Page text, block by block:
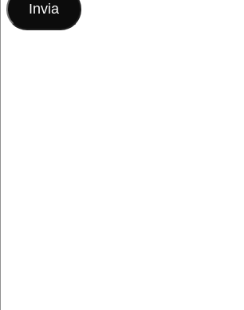
Invia